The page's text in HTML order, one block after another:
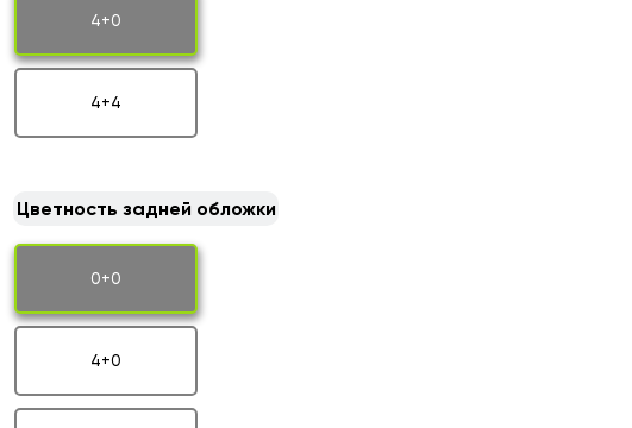
4+0
4+4
Цветность задней обложки
0+0
4+0